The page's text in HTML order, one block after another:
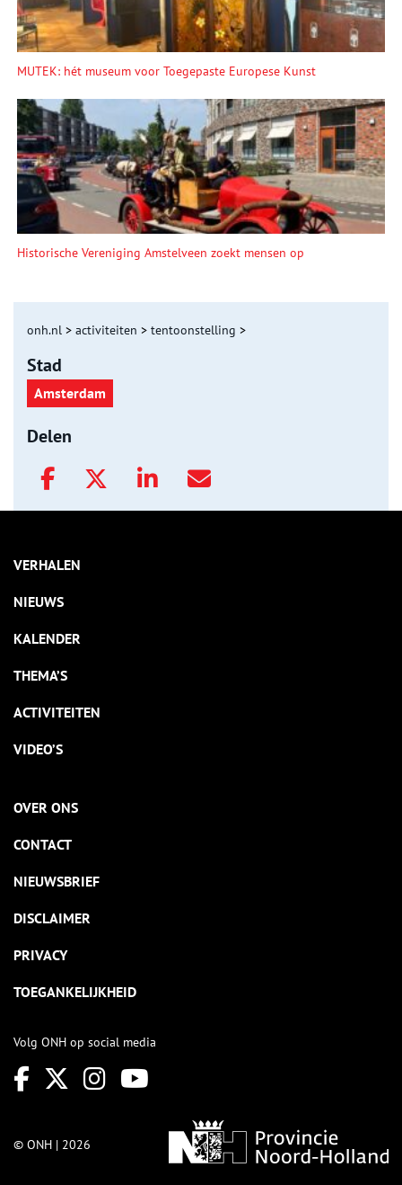
MUTEK: hét museum voor Toegepaste Europese Kunst
Historische Vereniging Amstelveen zoekt mensen op
onh.nl > activiteiten > tentoonstelling >
Stad
Amsterdam
Delen
VERHALEN
NIEUWS
KALENDER
THEMA’S
ACTIVITEITEN
VIDEO’S
OVER ONS
CONTACT
NIEUWSBRIEF
DISCLAIMER
PRIVACY
TOEGANKELIJKHEID
Volg ONH op social media
© ONH | 2026